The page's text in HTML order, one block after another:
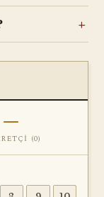
—
(0)